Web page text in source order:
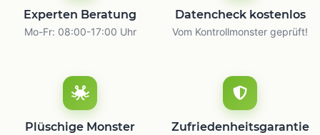
Experten Beratung
Mo-Fr: 08:00-17:00 Uhr
Datencheck kostenlos
Vom Kontrollmonster geprüft!
Plüschige Monster Zufriedenheitsgarantie